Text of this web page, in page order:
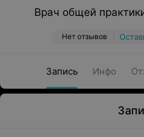
Врач общей
Нет отзывов
Запись Инфо